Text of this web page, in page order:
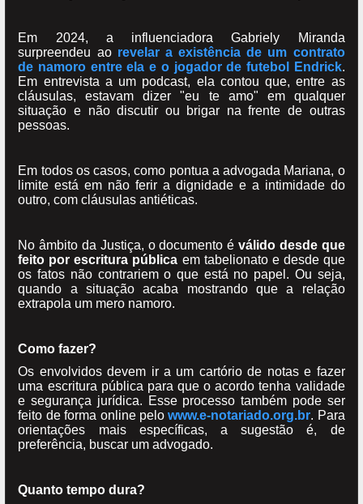
Em 2024, a influenciadora Gabriely Miranda
surpreendeu ao revelar a existência de um contrato
de namoro entre ela e o jogador de futebol Endrick.
Em entrevista a um podcast, ela contou que, entre as
cláusulas, estavam dizer "eu te amo" em qualquer
situação e não discutir ou brigar na frente de outras
pessoas.
Em todos os casos, como pontua a advogada Mariana, o
limite está em não ferir a dignidade e a intimidade do
outro, com cláusulas antiéticas.
No âmbito da Justiça, o documento é válido desde que
feito por escritura pública em tabelionato e desde que
os fatos não contrariem o que está no papel. Ou seja,
quando a situação acaba mostrando que a relação
extrapola um mero namoro.
Como fazer?
Os envolvidos devem ir a um cartório de notas e fazer
uma escritura pública para que o acordo tenha validade
e segurança jurídica. Esse processo também pode ser
feito de forma online pelowww.e-notariado.org.br. Para
orientações mais específicas, a sugestão é, de
preferência, buscar um advogado.
Quanto tempo dura?